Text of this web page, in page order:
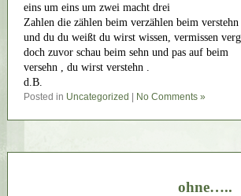
eins um eins um zwei macht drei
Zahlen die zählen beim verzählen beim
und du du weißt du wirst wissen, vermissen
doch zuvor schau beim sehn und pas auf beim
versehn , du wirst verstehn .
d.B.
Posted in Uncategorized | No Comments »
ohne…..